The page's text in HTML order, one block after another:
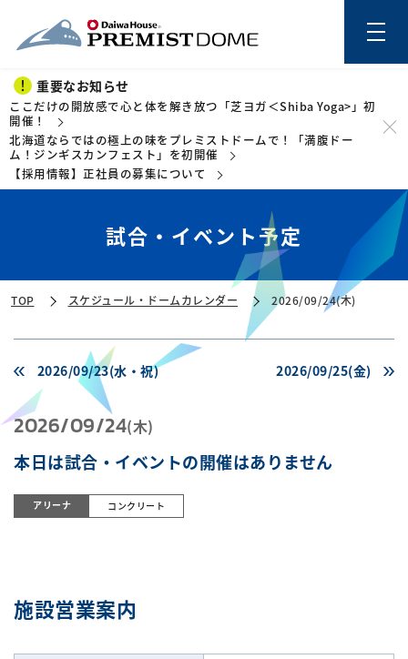
このページの本文を読む
重要なお知らせ
ここだけの開放感で心と体を解き放つ「芝ヨガ＜Shiba Yoga>」初
開催！
北海道ならではの極上の味をプレミストドームで！「満腹ドー
ム！ジンギスカンフェスト」を初開催
【採用情報】正社員の募集について
試合・イベント予定
TOP スケジュール・ドームカレンダー 2026/09/24(木)
2026/09/23(水・祝) 2026/09/25(金)
2026/09/24(木)
本日は試合・イベントの開催はありません
アリーナ コンクリート
施設営業案内